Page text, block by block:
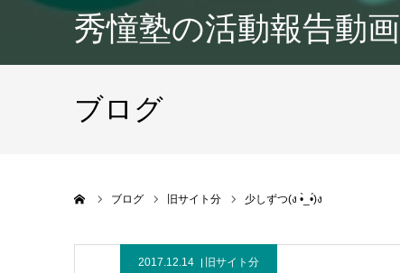
秀憧塾の活動報告動画
ブログ
ブログ 旧サイト分 少しずつ(ง •̀_•́)ง
2017.12.14 旧サイト分